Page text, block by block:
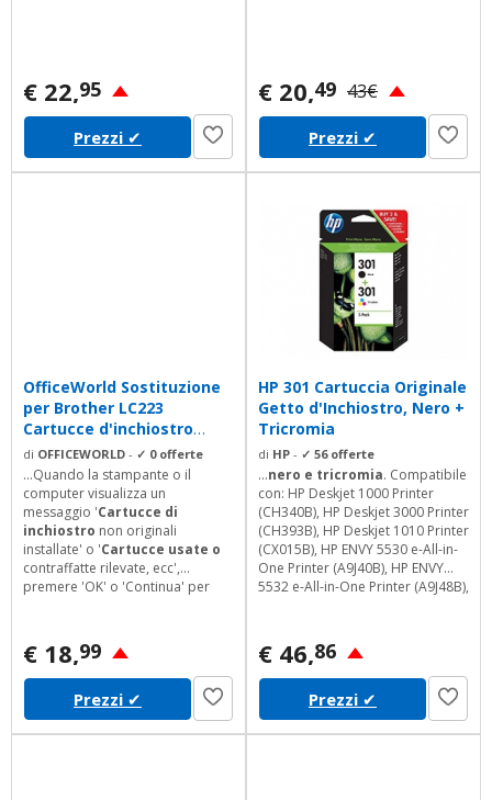
€ 22,95
Prezzi ✔
€ 20,49 43€
Prezzi ✔
OfficeWorld Sostituzione
per Brother LC223
Cartucce d'inchiostro
Compatibile...
di OFFICEWORLD - ✓ 0 offerte
...Quando la stampante o il
computer visualizza un
messaggio 'Cartucce di
inchiostro non originali
installate' o 'Cartucce usate o
contraffatte rilevate, ecc',
premere 'OK' o 'Continua' per
rimborso di 12 mesi) Elenco
prodotti> Fare clic su Venduto da
IfreeMall> Scegli l'opzione Fai una
domanda Accedi al tuo account>
Clicca sul tuo account> Il tuo
ordine> Trova il tuo ordine e fai
€ 18,99
Prezzi ✔
HP 301 Cartuccia Originale
Getto d'Inchiostro, Nero +
Tricromia
di HP - ✓ 56 offerte
...nero e tricromia. Compatibile
con: HP Deskjet 1000 Printer
(CH340B), HP Deskjet 3000 Printer
(CH393B), HP Deskjet 1010 Printer
(CX015B), HP ENVY 5530 e-All-in-
One Printer (A9J40B), HP ENVY
5532 e-All-in-One Printer (A9J48B),
One Printer (A9T87B), HP ENVY
4504 e-All-in-One Printer
(A9T88B), HP Deskjet 2540 All-in-
One Printer (A9U22B), HP Deskjet
2542 All-in-One Printer
(A9U28B),...
€ 46,86
Prezzi ✔